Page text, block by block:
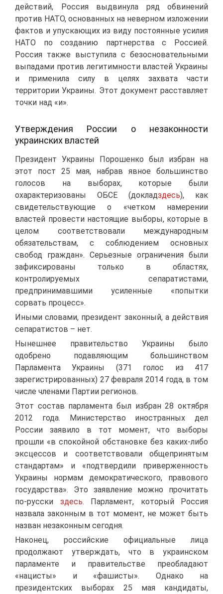
действий, Россия выдвинула ряд обвинений
против НАТО, основанных на неверном изложении
фактов и упускающих из виду постоянные усилия
НАТО по созданию партнерства с Россией.
Россия также выступила с безосновательными
выпадами против легитимности властей Украины
и применила силу в целях захвата части
территории Украины. Этот документ расставляет
точки над «и».
Утверждения России о незаконности
украинских властей
Президент Украины Порошенко был избран на
этот пост 25 мая, набрав явное большинство
голосов на выборах, которые были
охарактеризованы ОБСЕ (докладздесь), как
свидетельствующие о «четком намерении
властей провести настоящие выборы, которые в
целом соответствовали международным
обязательствам, с соблюдением основных
свобод граждан». Серьезные ограничения были
зафиксированы только в областях,
контролируемых сепаратистами,
предпринимавшими усиленные «попытки
сорвать процесс».
Иными словами, президент законный, а действия
сепаратистов – нет.
Нынешнее правительство Украины было
одобрено подавляющим большинством
Парламента Украины (371 голос из 417
зарегистрированных) 27 февраля 2014 года, в том
числе членами Партии регионов.
Этот состав парламента был избран 28 октября
2012 года. Министерство иностранных дел
России заявило в тот момент, что выборы
прошли «в спокойной обстановке без каких-либо
эксцессов и соответствовали общепринятым
стандартам» и «подтвердили приверженность
Украины нормам демократического, правового
государства». Это заявление можно прочитать
по-русски здесь. Парламент, который Россия
назвала законным в тот момент, не может быть
назван незаконным сегодня.
Наконец, российские официальные лица
продолжают утверждать, что в украинском
парламенте и правительстве преобладают
«нацисты» и «фашисты». Однако на
президентских выборах 25 мая кандидаты,